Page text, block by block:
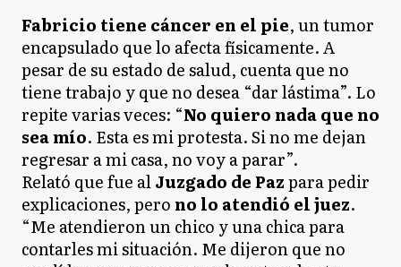
Fabricio tiene cáncer en el pie, un tumor
encapsulado que lo afecta físicamente. A
pesar de su estado de salud, cuenta que no
tiene trabajo y que no desea “dar lástima”. Lo
repite varias veces: “No quiero nada que no
sea mío. Esta es mi protesta. Si no me dejan
regresar a mi casa, no voy a parar”.
Relató que fue alJuzgado de Pazpara pedir
explicaciones, pero no lo atendió el juez.
“Me atendieron un chico y una chica para
contarles mi situación. Me dijeron que no